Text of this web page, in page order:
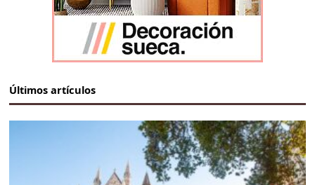
Últimos artículos